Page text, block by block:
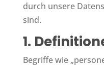
durch unsere
sind.
1.
Begriffe wie